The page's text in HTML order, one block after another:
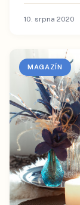
10. srpna 2020
MAGAZÍN